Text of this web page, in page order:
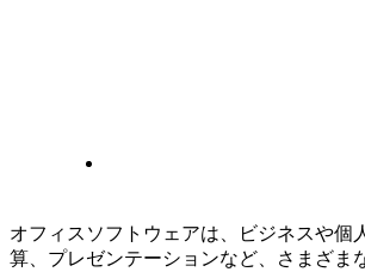
オフィスソフトウェアは、ビジネスや個
算、プレゼンテーションなど、さまざま